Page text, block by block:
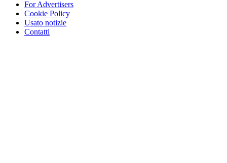
For Advertisers
Cookie Policy
Usato notizie
Contatti